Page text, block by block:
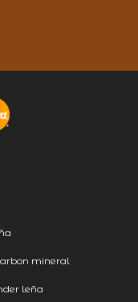
mineral
leña